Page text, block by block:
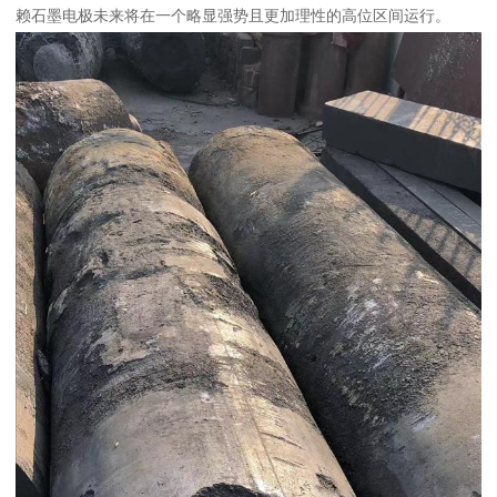
赖石墨电极未来将在一个略显强势且更加理性的高位区间运行。